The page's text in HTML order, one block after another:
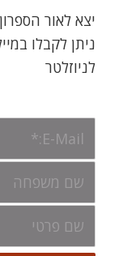
יצא לאור
ניתן לקבלו
לניוזלטר